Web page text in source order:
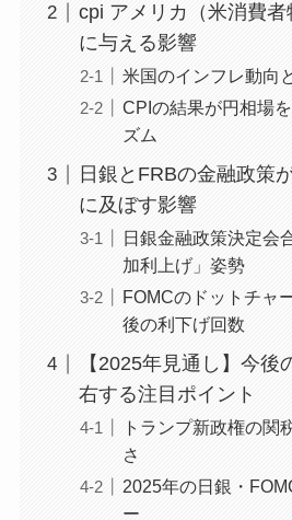
cpi アメリカ（米消費
に与える影響
米国のインフレ動向
CPIの結果が円相場
ズム
日銀とFRBの金融政策
に及ぼす影響
日銀金融政策決定会
加利上げ」姿勢
FOMCのドットチャ
後の利下げ回数
【2025年見通し】今後
右する注目ポイント
トランプ新政権の関
さ
2025年の日銀・
ー